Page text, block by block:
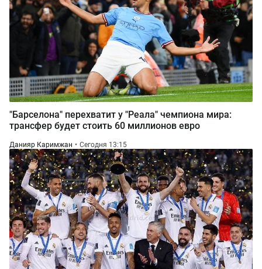
"Барселона" перехватит у "Реала" чемпиона мира:
трансфер будет стоить 60 миллионов евро
Данияр Каримжан Сегодня 13:15